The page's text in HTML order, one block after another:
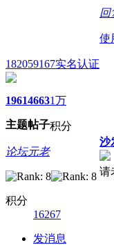
回
使
182059167实名认证
1961
主题
4663
帖子
1万
积分
论坛元老
积分
16267
发消息
沙
请